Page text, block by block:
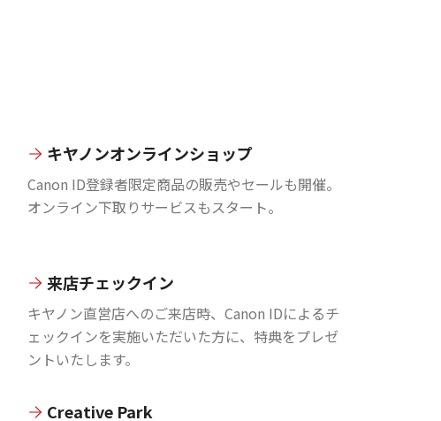
キヤノンオンラインショップ
Canon ID登録者限定商品の販売やセールも開催。
オンライン下取りサービスもスタート。
来店チェックイン
キヤノン直営店へのご来店時、Canon IDによるチ
ェックインを実施いただいた方に、特典をプレゼ
ントいたします。
Creative Park